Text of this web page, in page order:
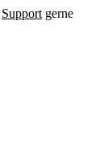
Support gerne